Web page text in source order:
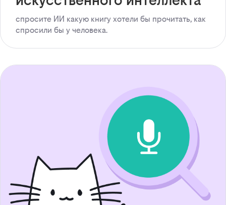
спросите ИИ какую книгу хотели бы прочитать, как
спросили бы у человека.